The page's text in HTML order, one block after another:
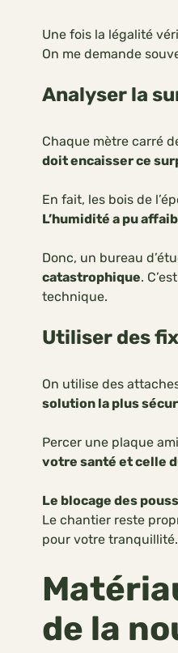
Une fois la légalité
On me demande
Analyser la
Chaque mètre carré
doit encaisser ce
En fait, les bois de
L’humidité a pu
Donc, un bureau
catastrophique.
technique.
Utiliser des
On utilise des
solution la plus
Percer une plaque
votre santé et celle
Le blocage des
Le chantier reste
pour votre tranquillité.
de la